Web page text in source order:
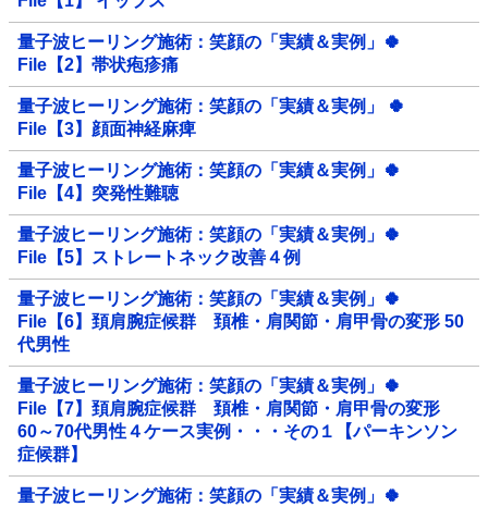
量子波ヒーリング施術：笑顔の「実績＆実例」🍀
File【2】帯状疱疹痛
量子波ヒーリング施術：笑顔の「実績＆実例」 🍀
File【3】顔面神経麻痺
量子波ヒーリング施術：笑顔の「実績＆実例」🍀
File【4】突発性難聴
量子波ヒーリング施術：笑顔の「実績＆実例」🍀
File【5】ストレートネック改善４例
量子波ヒーリング施術：笑顔の「実績＆実例」🍀
File【6】頚肩腕症候群 頚椎・肩関節・肩甲骨の変形 50
代男性
量子波ヒーリング施術：笑顔の「実績＆実例」🍀
File【7】頚肩腕症候群 頚椎・肩関節・肩甲骨の変形
60～70代男性４ケース実例・・・その１【パーキンソン
症候群】
量子波ヒーリング施術：笑顔の「実績＆実例」🍀